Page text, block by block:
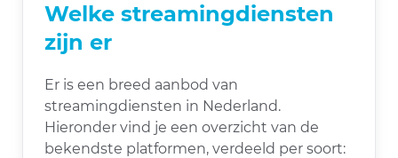
Welke streamingdiensten
zijn er
Er is een breed aanbod van
streamingdiensten in Nederland.
Hieronder vind je een overzicht van de
bekendste platformen, verdeeld per soort: